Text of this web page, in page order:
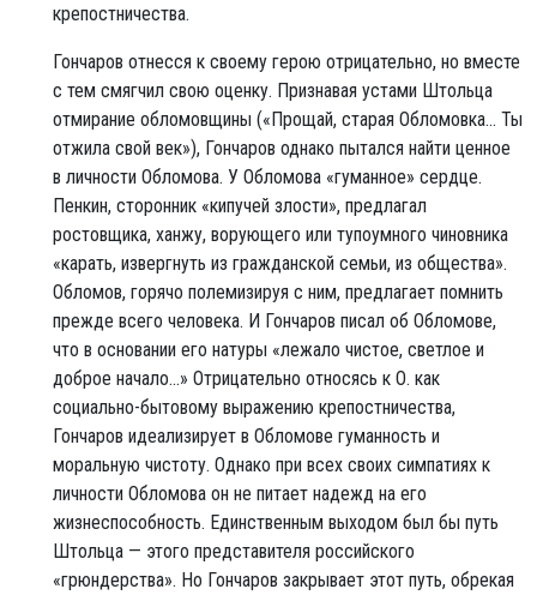
крепостничества.
Гончаров отнесся к своему герою отрицательно, но вместе
с тем смягчил свою оценку. Признавая устами Штольца
отмирание обломовщины («Прощай, старая Обломовка... Ты
отжила свой век»), Гончаров однако пытался найти ценное
в личности Обломова. У Обломова «гуманное» сердце.
Пенкин, сторонник «кипучей злости», предлагал
ростовщика, ханжу, ворующего или тупоумного чиновника
«карать, извергнуть из гражданской семьи, из общества».
Обломов, горячо полемизируя с ним, предлагает помнить
прежде всего человека. И Гончаров писал об Обломове,
что в основании его натуры «лежало чистое, светлое и
доброе начало...» Отрицательно относясь к О. как
социально-бытовому выражению крепостничества,
Гончаров идеализирует в Обломове гуманность и
моральную чистоту. Однако при всех своих симпатиях к
личности Обломова он не питает надежд на его
жизнеспособность. Единственным выходом был бы путь
Штольца — этого представителя российского
«грюндерства». Но Гончаров закрывает этот путь, обрекая